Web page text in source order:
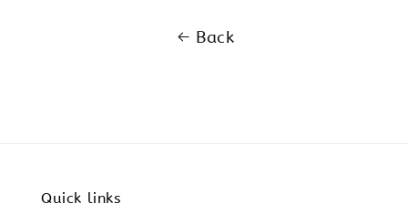
Back
Quick links